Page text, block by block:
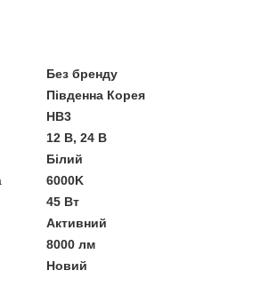
Без бренду
Південна Корея
HB3
12 В, 24 В
Білий
6000K
45 Вт
Активний
8000 лм
Новий